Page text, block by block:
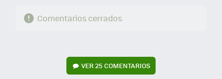
Comentarios cerrados
VER25 COMENTARIOS